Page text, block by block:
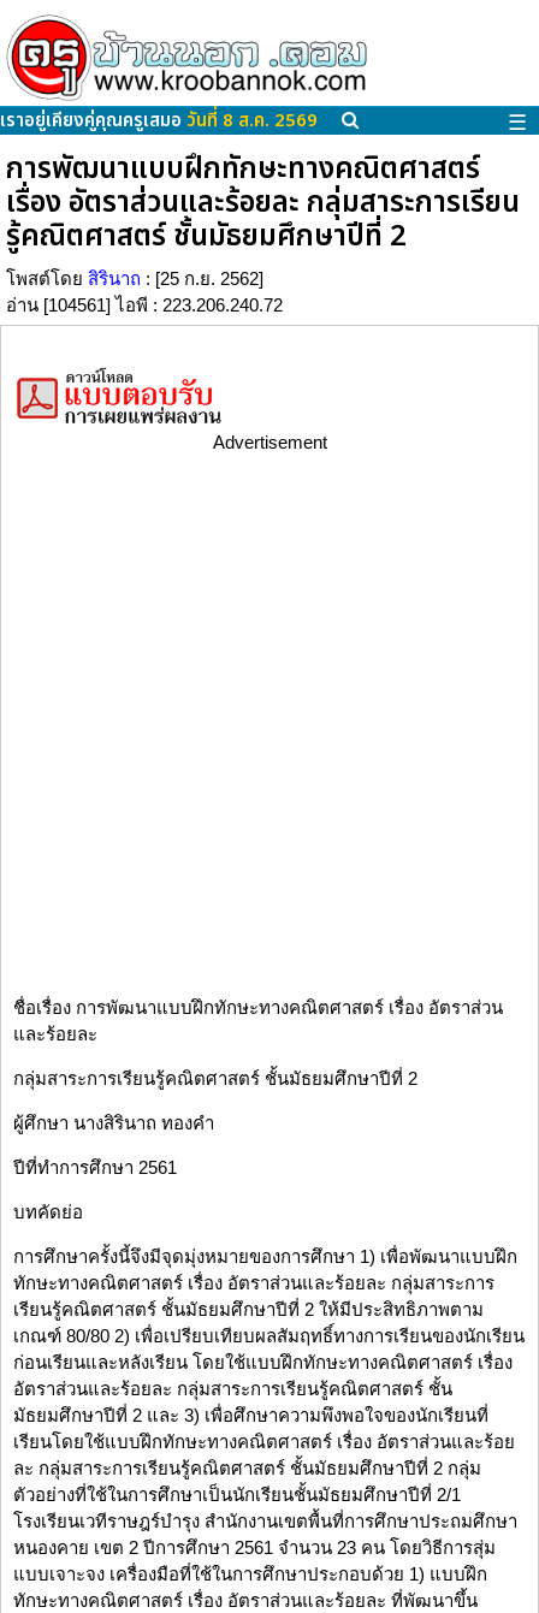
เราอยู่เคียงคู่คุณครูเสมอ วันที่ 8 ส.ค. 2569 ☰
การพัฒนาแบบฝึกทักษะทางคณิตศาสตร์
เรื่อง อัตราส่วนและร้อยละ กลุ่มสาระการเรียน
รู้คณิตศาสตร์ ชั้นมัธยมศึกษาปีที่ 2
โพสต์โดย สิรินาถ : [25 ก.ย. 2562]
อ่าน [104561] ไอพี : 223.206.240.72
Advertisement
ชื่อเรื่อง การพัฒนาแบบฝึกทักษะทางคณิตศาสตร์ เรื่อง อัตราส่วน
และร้อยละ
กลุ่มสาระการเรียนรู้คณิตศาสตร์ ชั้นมัธยมศึกษาปีที่ 2
ผู้ศึกษา นางสิรินาถ ทองคำ
ปีที่ทำการศึกษา 2561
บทคัดย่อ
การศึกษาครั้งนี้จึงมีจุดมุ่งหมายของการศึกษา 1) เพื่อพัฒนาแบบฝึก
ทักษะทางคณิตศาสตร์ เรื่อง อัตราส่วนและร้อยละ กลุ่มสาระการ
เรียนรู้คณิตศาสตร์ ชั้นมัธยมศึกษาปีที่ 2 ให้มีประสิทธิภาพตาม
เกณฑ์ 80/80 2) เพื่อเปรียบเทียบผลสัมฤทธิ์ทางการเรียนของนักเรียน
ก่อนเรียนและหลังเรียน โดยใช้แบบฝึกทักษะทางคณิตศาสตร์ เรื่อง
อัตราส่วนและร้อยละ กลุ่มสาระการเรียนรู้คณิตศาสตร์ ชั้น
มัธยมศึกษาปีที่ 2 และ 3) เพื่อศึกษาความพึงพอใจของนักเรียนที่
เรียนโดยใช้แบบฝึกทักษะทางคณิตศาสตร์ เรื่อง อัตราส่วนและร้อย
ละ กลุ่มสาระการเรียนรู้คณิตศาสตร์ ชั้นมัธยมศึกษาปีที่ 2 กลุ่ม
ตัวอย่างที่ใช้ในการศึกษาเป็นนักเรียนชั้นมัธยมศึกษาปีที่ 2/1
โรงเรียนเวทีราษฎร์บำรุง สำนักงานเขตพื้นที่การศึกษาประถมศึกษา
หนองคาย เขต 2 ปีการศึกษา 2561 จำนวน 23 คน โดยวิธีการสุ่ม
แบบเจาะจง เครื่องมือที่ใช้ในการศึกษาประกอบด้วย 1) แบบฝึก
ทักษะทางคณิตศาสตร์ เรื่อง อัตราส่วนและร้อยละ ที่พัฒนาขึ้น